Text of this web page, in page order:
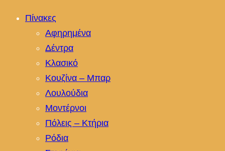
Πίνακες
Αφηρημένα
Δέντρα
Κλασικό
Κουζίνα – Μπαρ
Λουλούδια
Μοντέρνοι
Πόλεις – Κτήρια
Ρόδια